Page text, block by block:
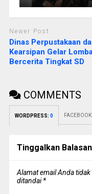
Newer Post
Dinas Perpustakaan
Kearsipan Gelar
Bercerita Tingkat SD
COMMENTS
WORDPRESS: 0 FACEBOOK:
Tinggalkan Balasan
Alamat email Anda
ditandai*